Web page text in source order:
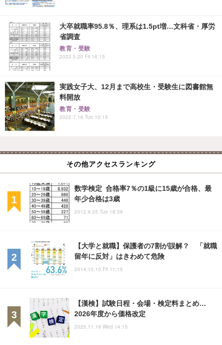
大卒就職率95.8％、理系は1.5pt増…文科省・厚労
省調査
教育・受験
2022.5.20 Fri 16:15
実践女子大、12月まで高校生・受験生に図書館無
料開放
教育・受験
2022.7.19 Tue 10:15
その他アクセスランキング
数学検定 合格率7％の1級に15歳が合格、最
年少合格は3歳
2012.9.25 Tue 18:39
【大学と就職】保護者の7割が誤解？ 「就職
留年に反対」はきわめて危険
2014.10.10 Fri 11:15
【漢検】試験日程・会場・検定料まとめ…
2026年度から価格改定
2025.11.19 Wed 14:15